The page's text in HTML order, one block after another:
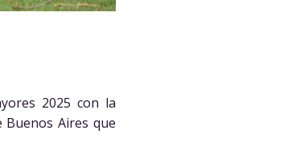
2025 con la
Buenos Aires que